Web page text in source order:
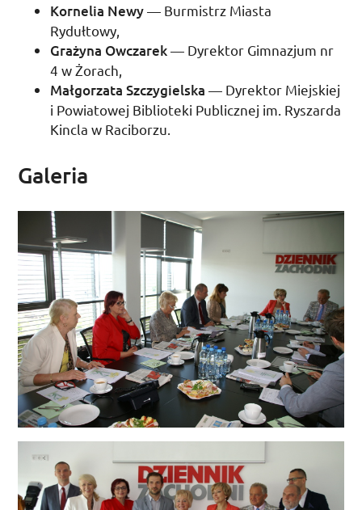
Kornelia Newy— Burmistrz Miasta
Rydułtowy,
Grażyna Owczarek— Dyrektor Gimnazjum nr
4 w Żorach,
Małgorzata Szczygielska — Dyrektor Miejskiej
i Powiatowej Biblioteki Publicznej im. Ryszarda
Kincla w Raciborzu.
Galeria